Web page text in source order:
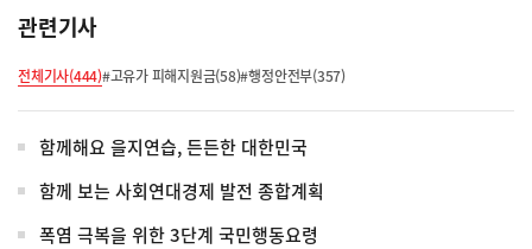
관련기사
전체기사(444)#고유가 피해지원금(58)#행정안전부(357)
함께해요 을지연습, 든든한 대한민국
함께 보는 사회연대경제 발전 종합계획
폭염 극복을 위한 3단계 국민행동요령